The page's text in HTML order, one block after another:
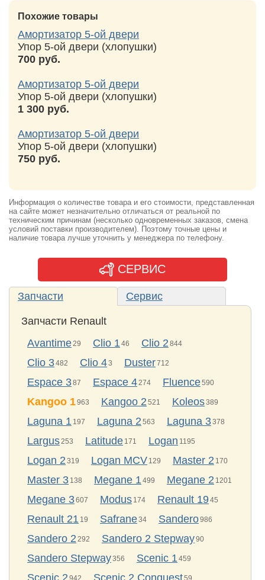
Похожие товары
Амортизатор 5-ой двери
Упор 5-ой двери (хлопушки)
700 руб.
Амортизатор 5-ой двери
Упор 5-ой двери (хлопушки)
1 300 руб.
Амортизатор 5-ой двери
Упор 5-ой двери (хлопушки)
750 руб.
Информация о количестве товара и его стоимости, представленная
на сайте может незначительно отличаться от реальной по
техническим причинам (несколько одновременных заказов, смена
условий поставки производителем). Поэтому точные цены и
наличие товара лучше уточнить у менеджера по телефону.
СЕРВИС
Запчасти Сервис
Запчасти Renault
Avantime 29 Clio 1 46 Clio 2 844
Clio 3482 Clio 43 Duster712
Espace 387 Espace 4 274 Fluence590
Kangoo 1963 Kangoo 2 521 Koleos389
Laguna 1 197 Laguna 2 563 Laguna 3378
Largus 253 Latitude 171 Logan 1195
Logan 2 319 Logan MCV 129 Master 2 170
Master 3 138 Megane 1 499 Megane 2 1201
Megane 3607 Modus 174 Renault 1945
Renault 21 19 Safrane34 Sandero986
Sandero 2 292 Sandero 2 Stepway90
Sandero Stepway356 Scenic 1 459
Scenic 2 942 Scenic 2 Conquest59